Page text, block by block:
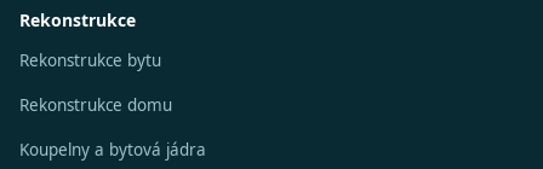
Rekonstrukce
Rekonstrukce bytu
Rekonstrukce domu
Koupelny a bytová jádra